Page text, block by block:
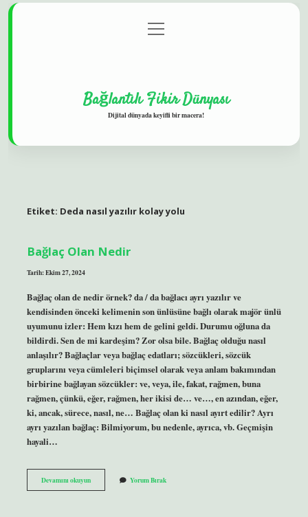
Gizlilik Politikası
menüyü
aç
Bağlantılı Fikir Dünyası
Dijital dünyada keyifli bir macera!
Etiket: Deda nasıl yazılır kolay yolu
Bağlaç Olan Nedir
Tarih: Ekim 27, 2024
Bağlaç olan de nedir örnek? da / da bağlacı ayrı yazılır ve
kendisinden önceki kelimenin son ünlüsüne bağlı olarak majör ünlü
uyumunu izler: Hem kızı hem de gelini geldi. Durumu oğluna da
bildirdi. Sen de mi kardeşim? Zor olsa bile. Bağlaç olduğu nasıl
anlaşılır? Bağlaçlar veya bağlaç edatları; sözcükleri, sözcük
gruplarını veya cümleleri biçimsel olarak veya anlam bakımından
birbirine bağlayan sözcükler: ve, veya, ile, fakat, rağmen, buna
rağmen, çünkü, eğer, rağmen, her ikisi de… ve…, en azından, eğer,
ki, ancak, sürece, nasıl, ne… Bağlaç olan ki nasıl ayırt edilir? Ayrı
ayrı yazılan bağlaç: Bilmiyorum, bu nedenle, ayrıca, vb. Geçmişin
hayali…
Devamını okuyunBağlaç
Olan
Yorum Bırak